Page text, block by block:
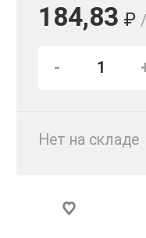
184,83 ₽
-
Нет на складе